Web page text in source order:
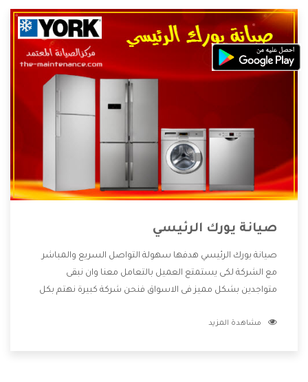
صيانة يورك الرئيسي
صيانة يورك الرئيسي هدفها سهولة التواصل السريع والمباشر
مع الشركة لكى يستمتع العميل بالتعامل معنا وان نبقى
متواجدين بشكل مميز فى الاسواق فنحن شركة كبيرة نهتم بكل
الشركة بها والتى تكون منها خدمة الصيانة التى تكون من أهم
مشاهدة المزيد